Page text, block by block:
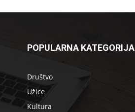
POPULARNA KATEGORIJA
Društvo
Užice
Kultura